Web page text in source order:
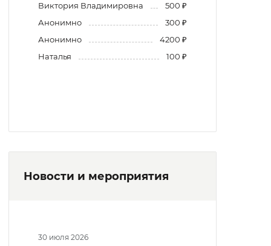
Виктория Владимировна
500 ₽
Анонимно
300 ₽
Анонимно
4200 ₽
Наталья
100 ₽
Новости и мероприятия
30 июля 2026